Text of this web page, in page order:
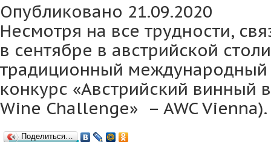
Опубликовано 21.09.2020
Несмотря на все трудности,
в сентябре в австрийской
традиционный международный
конкурс «Австрийский винный
Wine Challenge» – AWC Vienna).
Поделиться…